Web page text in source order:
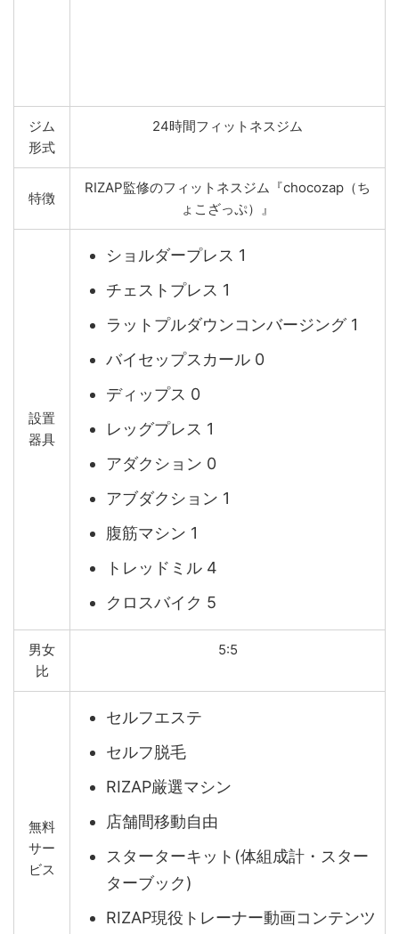
ジム
形式
24時間フィットネスジム
特徴
RIZAP監修のフィットネスジム『chocozap（ち
ょこざっぷ）』
設置
器具
ショルダープレス 1
チェストプレス 1
ラットプルダウンコンバージング 1
バイセップスカール 0
ディップス 0
レッグプレス 1
アダクション 0
アブダクション 1
腹筋マシン 1
トレッドミル 4
クロスバイク 5
男女
比
5:5
無料
サー
ビス
セルフエステ
セルフ脱毛
RIZAP厳選マシン
店舗間移動自由
スターターキット(体組成計・スター
ターブック)
RIZAP現役トレーナー動画コンテンツ